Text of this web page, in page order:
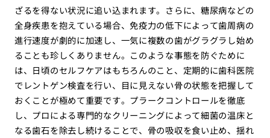
ざるを得ない状況に追い込まれます。さらに、糖尿病などの
全身疾患を抱えている場合、免疫力の低下によって歯周病の
進行速度が劇的に加速し、一気に複数の歯がグラグラし始め
ることも珍しくありません。このような事態を防ぐために
は、日頃のセルフケアはもちろんのこと、定期的に歯科医院
でレントゲン検査を行い、目に見えない骨の状態を把握して
おくことが極めて重要です。プラークコントロールを徹底
し、プロによる専門的なクリーニングによって細菌の温床と
なる歯石を除去し続けることで、骨の吸収を食い止め、揺れ